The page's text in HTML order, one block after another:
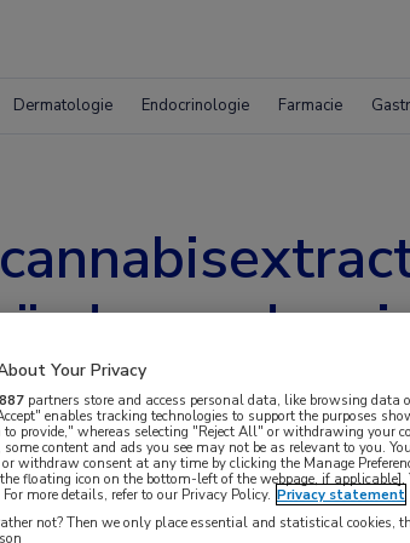
Dermatologie Endocrinologie Farmacie
met zowel THC als CBD aan
Your Privacy
887 partners store and access personal data, like browsing data
enables tracking technologies to support the purposes
to provide," whereas selecting "Reject All" or withdrawing your
some content and ads you see may not be as relevant to you.
or withdraw consent at any time by clicking the Manage
floating icon on the bottom-left of the webpage, if
more details, refer to our Privacy Policy. Privacy statement
not? Then we only place essential and statistical cookies,